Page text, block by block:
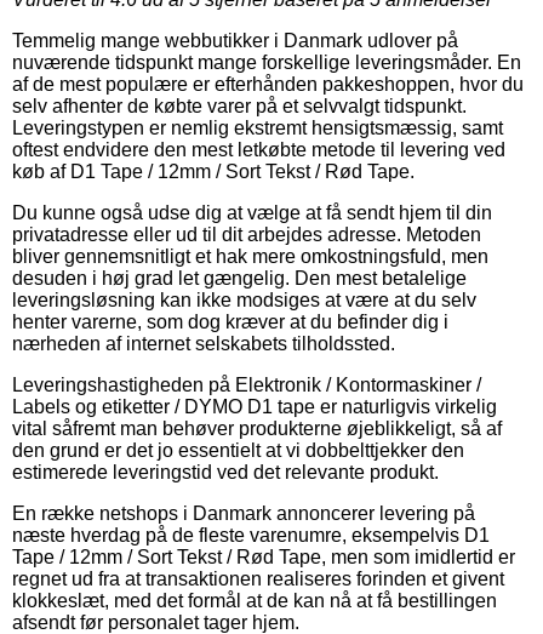
Temmelig mange webbutikker i Danmark udlover på
nuværende tidspunkt mange forskellige leveringsmåder. En
af de mest populære er efterhånden pakkeshoppen, hvor du
selv afhenter de købte varer på et selvvalgt tidspunkt.
Leveringstypen er nemlig ekstremt hensigtsmæssig, samt
oftest endvidere den mest letkøbte metode til levering ved
køb af D1 Tape / 12mm / Sort Tekst / Rød Tape.
Du kunne også udse dig at vælge at få sendt hjem til din
privatadresse eller ud til dit arbejdes adresse. Metoden
bliver gennemsnitligt et hak mere omkostningsfuld, men
desuden i høj grad let gængelig. Den mest betalelige
leveringsløsning kan ikke modsiges at være at du selv
henter varerne, som dog kræver at du befinder dig i
nærheden af internet selskabets tilholdssted.
Leveringshastigheden på Elektronik / Kontormaskiner /
Labels og etiketter / DYMO D1 tape er naturligvis virkelig
vital såfremt man behøver produkterne øjeblikkeligt, så af
den grund er det jo essentielt at vi dobbelttjekker den
estimerede leveringstid ved det relevante produkt.
En række netshops i Danmark annoncerer levering på
næste hverdag på de fleste varenumre, eksempelvis D1
Tape / 12mm / Sort Tekst / Rød Tape, men som imidlertid er
regnet ud fra at transaktionen realiseres forinden et givent
klokkeslæt, med det formål at de kan nå at få bestillingen
afsendt før personalet tager hjem.